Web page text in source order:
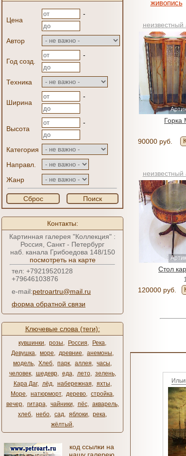
Цена
-
Автор
Год созд.
-
Техника
Ширина
-
Высота
-
Категория
Направл.
Жанр
Сброс Поиск
Контакты:
Картинная галерея "Коллекция" :
Россия, Санкт - Петербург
наб. канала Грибоедова 148/150
посмотреть на карте
тел: +79219520128
+79646103876
e-mail:petroartru@mail.ru
форма обратной связи
Ключевые слова (теги):
кувшинки, розы, Россия, Река,
Девушка, море, древние, анемоны,
модель, Хлеб, парк, аллея, часы,
человек, шедевр, еда, лето, зелень,
Кара Даг, лёд, набережная, яхты,
Море, натюрморт, дерево, стройка,
вечер, гитара, чайники, пёс, акварель,
хлеб, небо, сад, яблоки, река,
жёлтый,
код ссылки на
живопись
неизвестный
Горка
90000 руб.
неизвестный
Стол
120000 руб.